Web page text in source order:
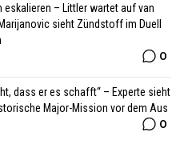
eskalieren – Littler wartet auf van
sieht Zündstoff im Duell
0
dass er es schafft“ – Experte sieht
Major-Mission vor dem Aus
0